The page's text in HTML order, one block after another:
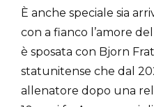
È anche speciale sia
con a fianco l’amore
è sposata con Bjorn
statunitense che dal
allenatore dopo una